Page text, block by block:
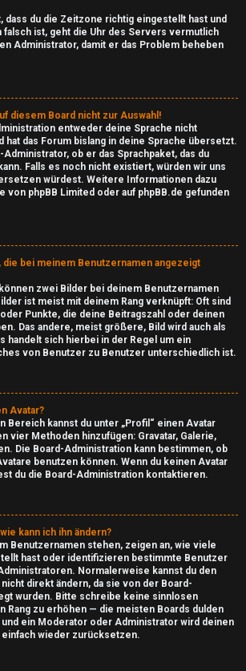
dass du die Zeitzone richtig eingestellt hast und
ist, geht die Uhr des Servers vermutlich
Administrator, damit er das Problem beheben
diesem Board nicht zur Auswahl!
entweder deine Sprache nicht
hat das Forum bislang in deine Sprache übersetzt.
Administrator, ob er das Sprachpaket, das du
Falls es noch nicht existiert, würden wir uns
würdest. Weitere Informationen dazu
von phpBB Limited oder auf phpBB.de gefunden
die bei meinem Benutzernamen angezeigt
zwei Bilder bei deinem Benutzernamen
ist meist mit deinem Rang verknüpft: Oft sind
Punkte, die deine Beitragszahl oder deinen
Das andere, meist größere, Bild wird auch als
handelt sich hierbei in der Regel um ein
von Benutzer zu Benutzer unterschiedlich ist.
Avatar?
Bereich kannst du unter „Profil“ einen Avatar
vier Methoden hinzufügen: Gravatar, Galerie,
Die Board-Administration kann bestimmen, ob
benutzen können. Wenn du keinen Avatar
du die Board-Administration kontaktieren.
kann ich ihn ändern?
Benutzernamen stehen, zeigen an, wie viele
hast oder identifizieren bestimmte Benutzer
Normalerweise kannst du den
direkt ändern, da sie von der Board-
wurden. Bitte schreibe keine sinnlosen
Rang zu erhöhen — die meisten Boards dulden
ein Moderator oder Administrator wird deinen
einfach wieder zurücksetzen.